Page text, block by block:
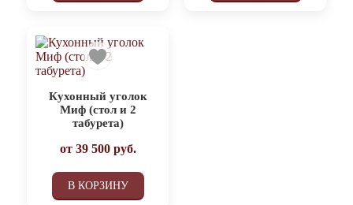
Кухонный уголок
Миф (стол и 2
табурета)
от 39 500руб.
В КОРЗИНУ